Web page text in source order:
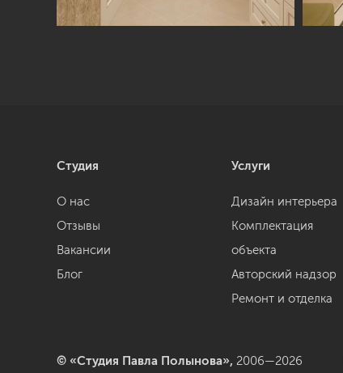
Студия
О нас
Отзывы
Вакансии
Блог
Услуги
Дизайн интерьера
Комплектация
объекта
Авторский надзор
Ремонт и отделка
© «Студия Павла Полынова», 2006—2026